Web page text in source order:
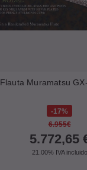
Flauta Muramatsu
17%
6.955€
5.772,65
21.00% IVA incluido